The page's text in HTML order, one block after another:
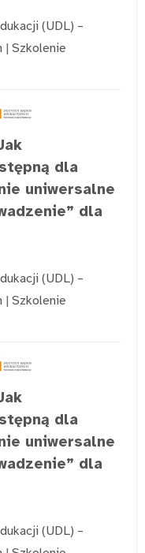
(UDL) –
| Szkolenie
dla
uniwersalne
dla
(UDL) –
| Szkolenie
dla
uniwersalne
dla
(UDL) –